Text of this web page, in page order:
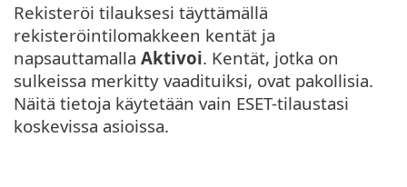
Rekisteröi tilauksesi täyttämällä
rekisteröintilomakkeen kentät ja
napsauttamalla Aktivoi. Kentät, jotka on
sulkeissa merkitty vaadituiksi, ovat pakollisia.
Näitä tietoja käytetään vain ESET-tilaustasi
koskevissa asioissa.